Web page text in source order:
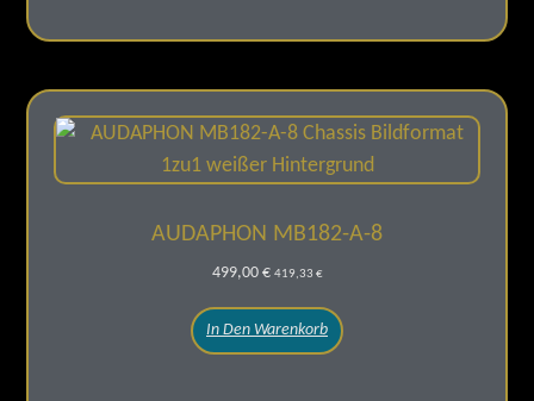
AUDAPHON MB182-A-8
499,00 € 419,33 €
In Den Warenkorb